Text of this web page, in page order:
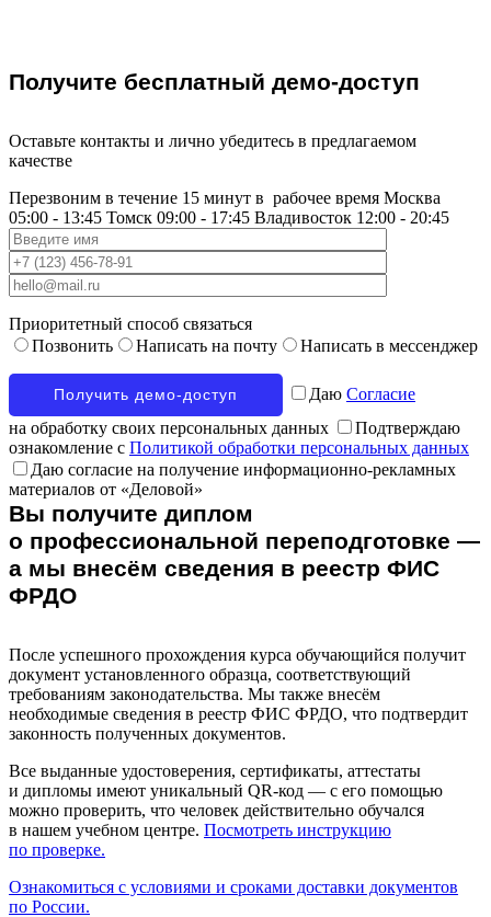
Получите бесплатный демо-доступ
Оставьте контакты и лично убедитесь в предлагаемом
качестве
Перезвоним в течение 15 минут в рабочее время Москва
05:00 - 13:45 Томск 09:00 - 17:45 Владивосток 12:00 - 20:45
Приоритетный способ связаться
Позвонить
Написать на почту Написать в мессенджер
Даю Согласие
на обработку своих персональных данных
Подтверждаю
ознакомление с Политикой обработки персональных данных
Даю согласие на получение информационно-рекламных
материалов от «Деловой»
Вы получите диплом
о профессиональной переподготовке —
а мы внесём сведения в реестр ФИС
ФРДО
После успешного прохождения курса обучающийся получит
документ установленного образца, соответствующий
требованиям законодательства. Мы также внесём
необходимые сведения в реестр ФИС ФРДО, что подтвердит
законность полученных документов.
Все выданные удостоверения, сертификаты, аттестаты
и дипломы имеют уникальный QR-код — с его помощью
можно проверить, что человек действительно обучался
в нашем учебном центре. Посмотреть инструкцию
по проверке.
Ознакомиться с условиями и сроками доставки документов
по России.